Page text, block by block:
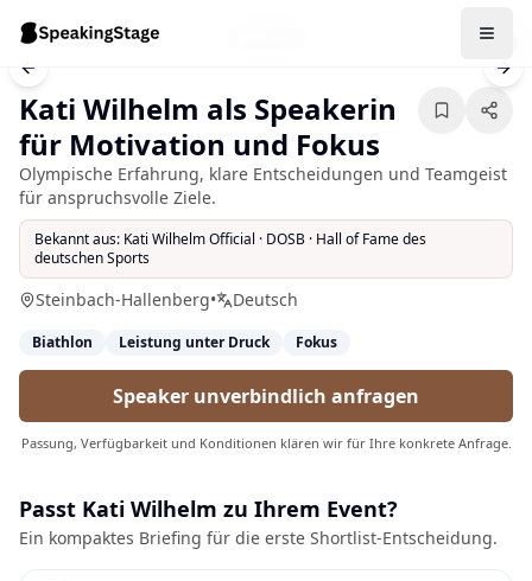
Previous slide
1/
Kati Wilhelm als Speakerin
für Motivation und Fokus
Olympische Erfahrung, klare Entscheidungen und Teamgeist
für anspruchsvolle Ziele.
Bekannt aus: Kati Wilhelm Official · DOSB · Hall of Fame des
deutschen Sports
Steinbach-Hallenberg• Deutsch
Biathlon Leistung unter Druck Fokus
Speaker unverbindlich anfragen
Passung, Verfügbarkeit und Konditionen klären wir für Ihre konkrete Anfrage.
Passt Kati Wilhelm zu Ihrem Event?
Ein kompaktes Briefing für die erste Shortlist-Entscheidung.